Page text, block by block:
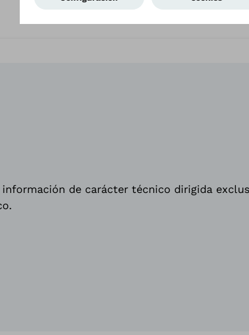
información de carácter técnico dirigida